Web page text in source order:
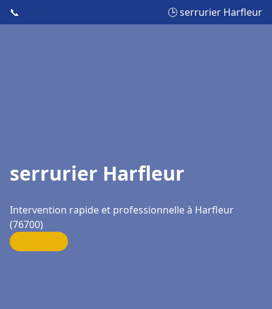
📞 🕒 serrurier Harfleur
serrurier Harfleur
Intervention rapide et professionnelle à Harfleur
(76700)